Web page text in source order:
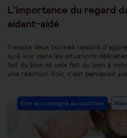
L’importance du regard
aidant-aidé
Il existe deux bonnes raisons
qu’à voir dans les situations
fait du bien et cela fait du bien à
une réaction Voir, c’est percevoir
Post
Category:
Être accompagné au quotidien